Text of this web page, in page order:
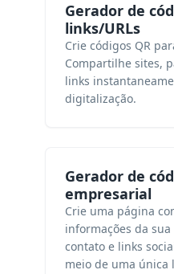
Gerador de
links/URLs
Crie códigos QR
Compartilhe sites,
links
digitalização.
Gerador de
empresarial
Crie uma página
informações da
contato e links
meio de uma única